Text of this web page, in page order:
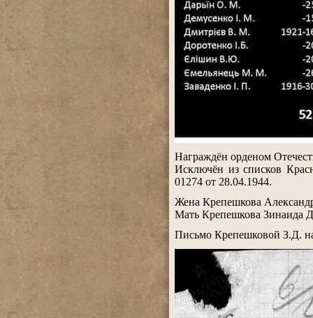
Награждён орденом
Исключён из списков
01274 от 28.04.1944.
Жена Крепешкова
Мать Крепешкова Зинаида
Письмо Крепешковой З.Д.